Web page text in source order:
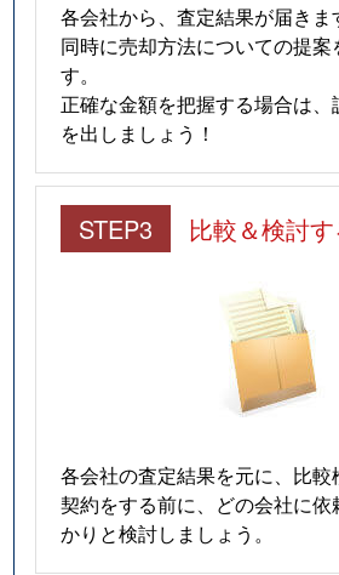
各会社から、査定結果が届きま
同時に売却方法についての提案
す。
正確な金額を把握する場合は、
を出しましょう！
STEP3 比較＆検討す
各会社の査定結果を元に、比較
契約をする前に、どの会社に依
かりと検討しましょう。